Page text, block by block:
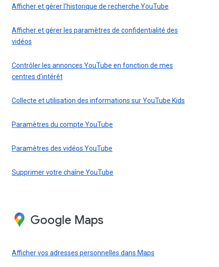
Afficher et gérer l'historique de recherche YouTube
Afficher et gérer les paramètres de confidentialité des
vidéos
Contrôler les annonces YouTube en fonction de mes
centres d'intérêt
Collecte et utilisation des informations sur YouTube Kids
Paramètres du compte YouTube
Paramètres des vidéos YouTube
Supprimer votre chaîne YouTube
Google Maps
Afficher vos adresses personnelles dans Maps